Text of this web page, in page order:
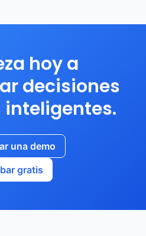
hoy a
decisiones
una demo
gratis